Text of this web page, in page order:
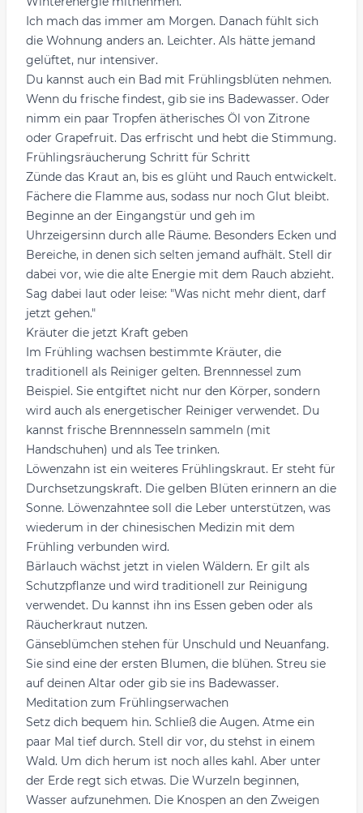
Ich mach das immer am Morgen. Danach fühlt sich
die Wohnung anders an. Leichter. Als hätte jemand
gelüftet, nur intensiver.
Du kannst auch ein Bad mit Frühlingsblüten nehmen.
Wenn du frische findest, gib sie ins Badewasser. Oder
nimm ein paar Tropfen ätherisches Öl von Zitrone
oder Grapefruit. Das erfrischt und hebt die Stimmung.
Frühlingsräucherung Schritt für Schritt
Zünde das Kraut an, bis es glüht und Rauch entwickelt.
Fächere die Flamme aus, sodass nur noch Glut bleibt.
Beginne an der Eingangstür und geh im
Uhrzeigersinn durch alle Räume. Besonders Ecken und
Bereiche, in denen sich selten jemand aufhält. Stell dir
dabei vor, wie die alte Energie mit dem Rauch abzieht.
Sag dabei laut oder leise: "Was nicht mehr dient, darf
jetzt gehen."
Kräuter die jetzt Kraft geben
Im Frühling wachsen bestimmte Kräuter, die
traditionell als Reiniger gelten. Brennnessel zum
Beispiel. Sie entgiftet nicht nur den Körper, sondern
wird auch als energetischer Reiniger verwendet. Du
kannst frische Brennnesseln sammeln (mit
Handschuhen) und als Tee trinken.
Löwenzahn ist ein weiteres Frühlingskraut. Er steht für
Durchsetzungskraft. Die gelben Blüten erinnern an die
Sonne. Löwenzahntee soll die Leber unterstützen, was
wiederum in der chinesischen Medizin mit dem
Frühling verbunden wird.
Bärlauch wächst jetzt in vielen Wäldern. Er gilt als
Schutzpflanze und wird traditionell zur Reinigung
verwendet. Du kannst ihn ins Essen geben oder als
Räucherkraut nutzen.
Gänseblümchen stehen für Unschuld und Neuanfang.
Sie sind eine der ersten Blumen, die blühen. Streu sie
auf deinen Altar oder gib sie ins Badewasser.
Meditation zum Frühlingserwachen
Setz dich bequem hin. Schließ die Augen. Atme ein
paar Mal tief durch. Stell dir vor, du stehst in einem
Wald. Um dich herum ist noch alles kahl. Aber unter
der Erde regt sich etwas. Die Wurzeln beginnen,
Wasser aufzunehmen. Die Knospen an den Zweigen